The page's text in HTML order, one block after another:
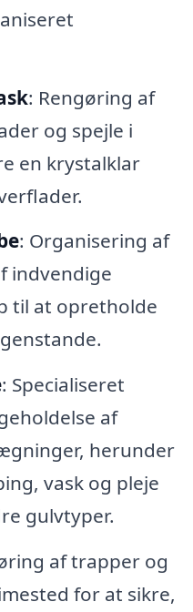
: Rengøring af
og spejle i
en krystalklar
: Organisering af
indvendige
til at opretholde
: Specialiseret
af
herunder
vask og pleje
gulvtyper.
af trapper og
for at sikre,